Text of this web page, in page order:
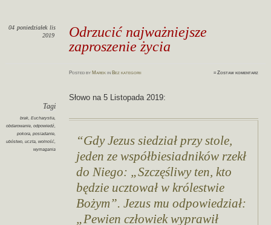
Odrzucić najważniejsze
zaproszenie życia
04 poniedziałek lis
2019
Postedby Marek in Bez kategorii ≈Zostaw komentarz
Tagi
brak, Eucharystia,
obdarowanie, odpowiedź,
pokora, posiadanie,
ubóstwo, uczta, wolność,
wymagania
Słowo na 5 Listopada 2019:
Gdy Jezus siedział przy stole,
jeden ze współbiesiadników rzekł
do Niego: „Szczęśliwy ten, kto
będzie ucztował w królestwie
Bożym”. Jezus mu odpowiedział:
„Pewien człowiek wyprawił